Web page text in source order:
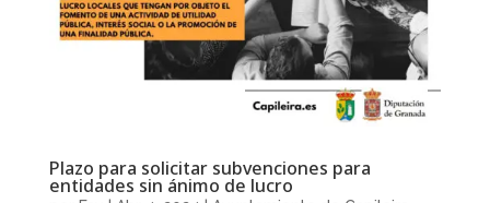
Plazo para solicitar subvenciones para
entidades sin ánimo de lucro